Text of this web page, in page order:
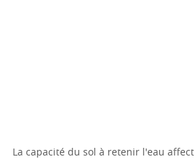
La capacité du sol à retenir l'eau